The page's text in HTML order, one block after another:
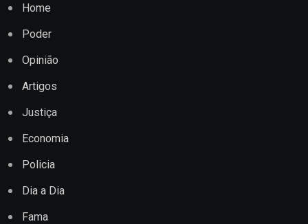
Home
Poder
Opinião
Artigos
Justiça
Economia
Policia
Dia a Dia
Fama